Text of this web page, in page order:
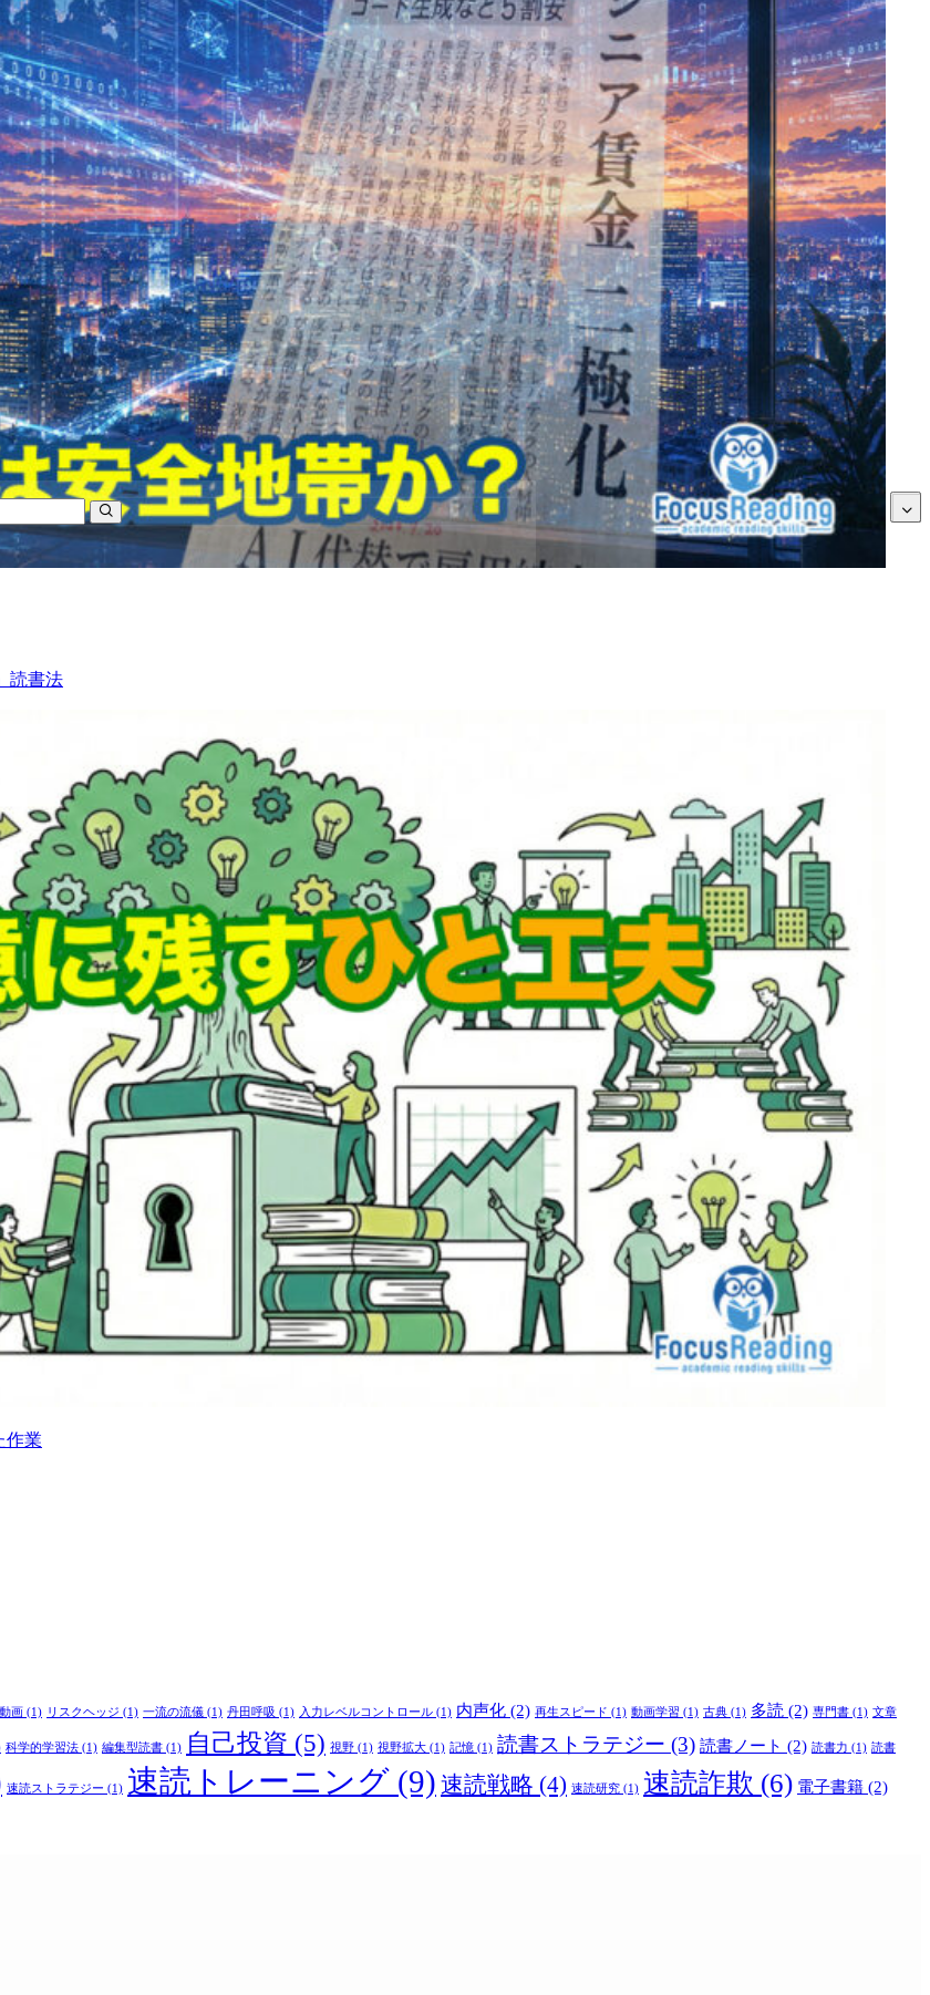
読書法
作業
画 (1) リスクヘッジ (1) 一流の流儀 (1) 丹田呼吸 (1) 入力レベルコントロール (1) 内声化 (2) 再生スピード (1) 動画学習 (1) 古典 (1) 多読 (2) 専門書 (1) 文章
科学的学習法 (1) 編集型読書 (1) 自己投資 (5) 視野 (1) 視野拡大 (1) 記憶 (1) 読書ストラテジー (3) 読書ノート (2) 読書力 (1) 読書
速読ストラテジー (1) 速読トレーニング (9) 速読戦略 (4) 速読研究 (1) 速読詐欺 (6) 電子書籍 (2)